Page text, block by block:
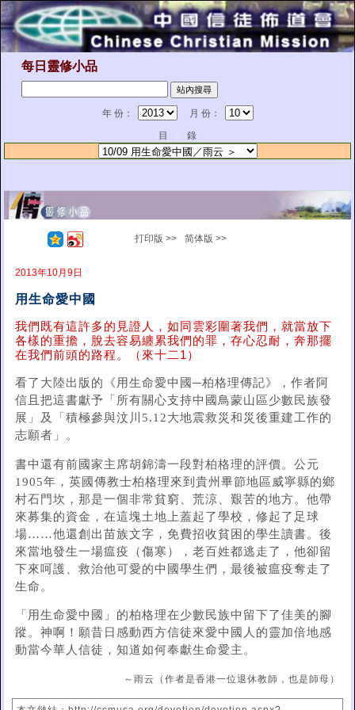
每日靈修小品
年 份：
月 份：
目 錄
打印版 >> 简体版 >>
2013年10月9日
用生命愛中國
我們既有這許多的見證人，如同雲彩圍著我們，就當放下
各樣的重擔，脫去容易纏累我們的罪，存心忍耐，奔那擺
在我們前頭的路程。（來十二1）
看了大陸出版的《用生命愛中國─柏格理傳記》，作者阿
信且把這書獻予「所有關心支持中國鳥蒙山區少數民族發
展」及「積極參與汶川5.12大地震救災和災後重建工作的
志願者」。
書中還有前國家主席胡錦濤一段對柏格理的評價。公元
1905年，英國傳教士柏格理來到貴州畢節地區威寧縣的鄉
村石門坎，那是一個非常貧窮、荒涼、艱苦的地方。他帶
來募集的資金，在這塊土地上蓋起了學校，修起了足球
場……他還創出苗族文字，免費招收貧困的學生讀書。後
來當地發生一場瘟疫（傷寒），老百姓都逃走了，他卻留
下來呵護、救治他可愛的中國學生們，最後被瘟疫奪走了
生命。
「用生命愛中國」的柏格理在少數民族中留下了佳美的腳
蹤。神啊！願昔日感動西方信徒來愛中國人的靈加倍地感
動當今華人信徒，知道如何奉獻生命愛主。
～雨云（作者是香港一位退休教師，也是師母）